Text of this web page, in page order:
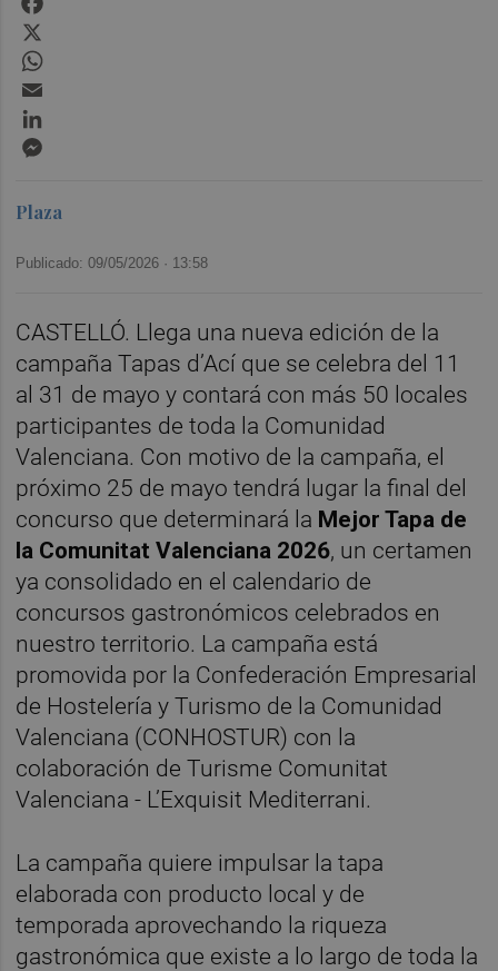
Plaza
Publicado: 09/05/2026 · 13:58
CASTELLÓ. Llega una nueva edición de la
campaña Tapas d’Ací que se celebra del 11
al 31 de mayo y contará con más 50 locales
participantes de toda la Comunidad
Valenciana. Con motivo de la campaña, el
próximo 25 de mayo tendrá lugar la final del
concurso que determinará la Mejor Tapa de
la Comunitat Valenciana 2026, un certamen
ya consolidado en el calendario de
concursos gastronómicos celebrados en
nuestro territorio. La campaña está
promovida por la Confederación Empresarial
de Hostelería y Turismo de la Comunidad
Valenciana (CONHOSTUR) con la
colaboración de Turisme Comunitat
Valenciana - L’Exquisit Mediterrani.
La campaña quiere impulsar la tapa
elaborada con producto local y de
temporada aprovechando la riqueza
gastronómica que existe a lo largo de toda la